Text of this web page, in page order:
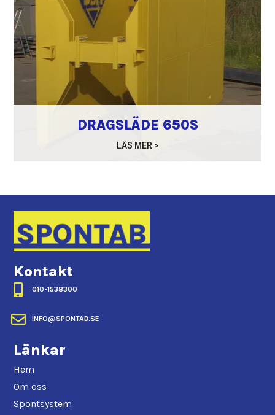
DRAGSLÄDE 650S
LÄS MER >
Kontakt
010-1538300
 INFO@SPONTAB.SE
Länkar
Hem
Om oss
Spontsystem